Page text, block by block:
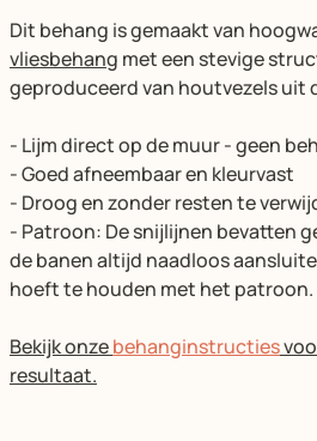
Dit behang is gemaakt van
vliesbehang met een stevige
geproduceerd van houtvezels uit
- Lijm direct op de muur - geen
- Goed afneembaar en kleurvast
- Droog en zonder resten te
- Patroon: De snijlijnen bevatten
de banen altijd naadloos
hoeft te houden met het patroon.
Bekijk onzebehanginstructies
resultaat.